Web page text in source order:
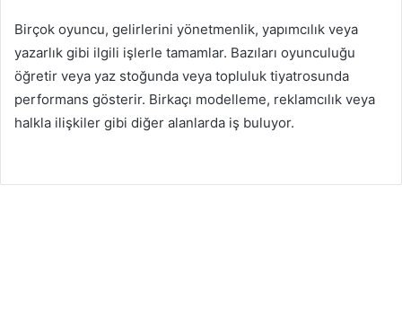
Birçok oyuncu, gelirlerini yönetmenlik, yapımcılık veya
yazarlık gibi ilgili işlerle tamamlar. Bazıları oyunculuğu
öğretir veya yaz stoğunda veya topluluk tiyatrosunda
performans gösterir. Birkaçı modelleme, reklamcılık veya
halkla ilişkiler gibi diğer alanlarda iş buluyor.